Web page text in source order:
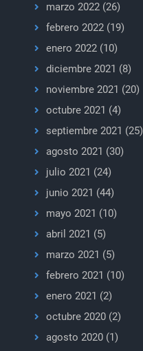
marzo 2022(26)
febrero 2022(19)
enero 2022(10)
diciembre 2021 (8)
noviembre 2021 (20)
octubre 2021 (4)
septiembre 2021 (25)
agosto 2021 (30)
julio 2021 (24)
junio 2021 (44)
mayo 2021 (10)
abril 2021 (5)
marzo 2021 (5)
febrero 2021 (10)
enero 2021 (2)
octubre 2020(2)
agosto 2020(1)